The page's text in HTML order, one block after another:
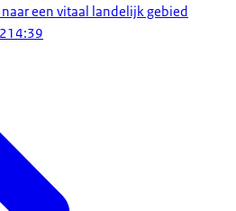
een vitaal landelijk gebied
14:39